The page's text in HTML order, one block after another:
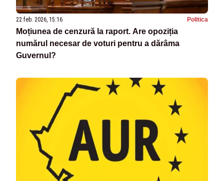
22 feb. 2026, 15:16 Politica
Moțiunea de cenzură la raport. Are opoziția
numărul necesar de voturi pentru a dărâma
Guvernul?